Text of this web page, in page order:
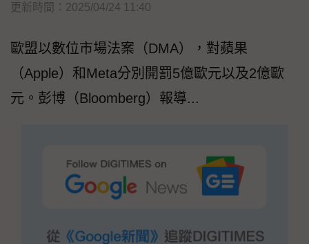
更新時間：2025/04/24 11:40
歐盟以數位市場法案（DMA），對蘋果
（Apple）和Meta分別開罰5億歐元以及2億歐
元。彭博（Bloomberg）報導...